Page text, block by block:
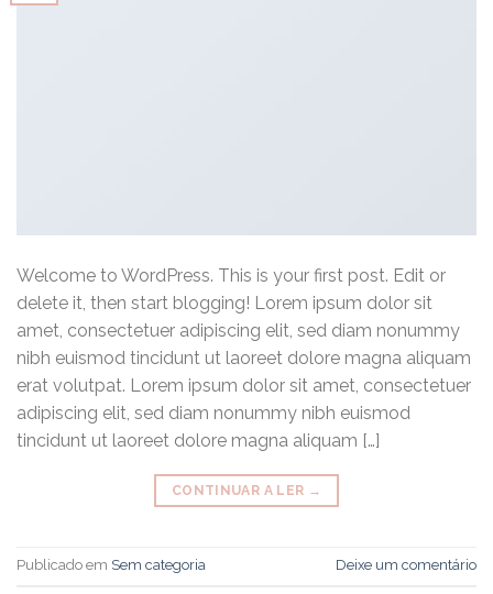
Welcome to WordPress. This is your first post. Edit or
delete it, then start blogging! Lorem ipsum dolor sit
amet, consectetuer adipiscing elit, sed diam nonummy
nibh euismod tincidunt ut laoreet dolore magna aliquam
erat volutpat. Lorem ipsum dolor sit amet, consectetuer
adipiscing elit, sed diam nonummy nibh euismod
tincidunt ut laoreet dolore magna aliquam […]
CONTINUAR A LER →
Publicado em Sem categoria Deixe um comentário